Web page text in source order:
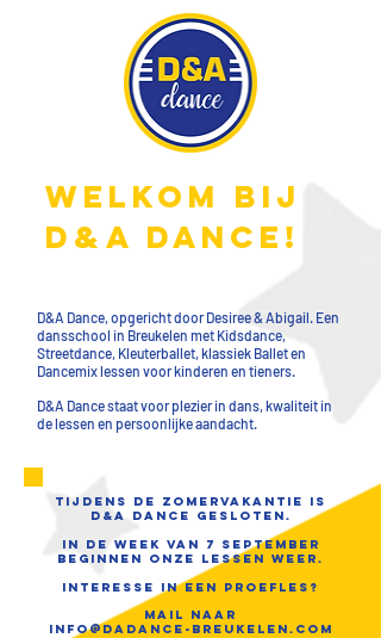
WELKOM BIJ
d&a dANCE!
D&A Dance, opgericht door Desiree & Abigail. Een
dansschool in Breukelen met Kidsdance,
Streetdance, Kleuterballet, klassiek Ballet en
Dancemix lessen voor kinderen en tieners.
D&A Dance staat voor plezier in dans, kwaliteit in
de lessen en persoonlijke aandacht.
tijdens de zomervakantie is
d&a dance gesloten.
In de week van 7 september
beginnen onze lessen weer.
Interesse in een proefles?
mail naar
info@dadance-breukelen.com